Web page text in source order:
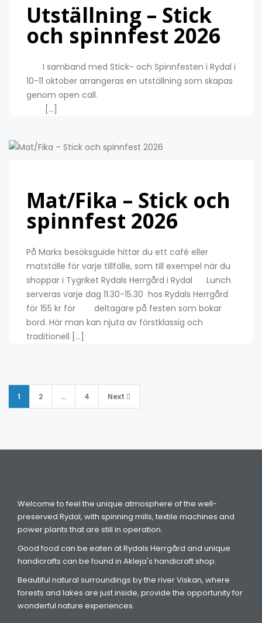
Utställning – Stick
och spinnfest 2026
I samband med Stick- och Spinnfesten i Rydal i
10-11 oktober arrangeras en utställning som skapas
genom open call.
[…]
Mat/Fika – Stick och
spinnfest 2026
På Marks besöksguide hittar du ett café eller
matställe för varje tillfälle, som till exempel när du
shoppar i Tygriket Rydals Herrgård i Rydal Lunch
serveras varje dag 11.30-15.30 hos Rydals Herrgård
för 155 kr för deltagare på festen som bokar
bord. Här man kan njuta av förstklassig och
traditionell […]
Posts
1 2 … 4 Next
Welcome to feel the unique atmosphere of the well-
preserved Rydal, with spinning mills, textile machines and
power plants that are still in operation.
Good food can be eaten at Rydals Herrgård and unique
handicrafts can be found in Akleja's handicraft shop.
Beautiful natural surroundings by the river Viskan, where
forests and lakes are just inside, provide the opportunity for
wonderful nature experiences.